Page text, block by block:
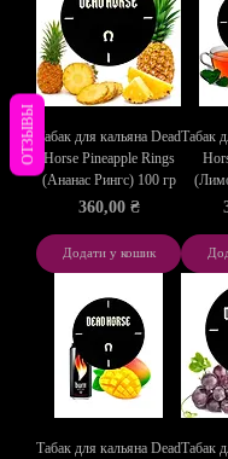
Табак для кальяна Dead
Horse Pineapple Rings
(Ананас Рингс) 100 гр
Ціна
360,00 ₴
Додати у кошик
Табак
Табак для кальяна DeadТабак
ОТЗЫВЫ